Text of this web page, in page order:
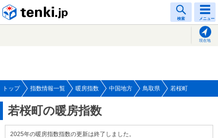
検索 メニュー
現在地
トップ 指数情報一覧 暖房指数 中国地方 鳥取県 若桜町
若桜町の暖房指数
2025年の暖房指数指数の更新は終了しました。